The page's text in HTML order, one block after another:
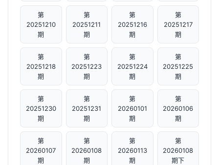
第
20251210
期
第
20251211
期
第
20251216
期
第
20251217
期
第
20251218
期
第
20251223
期
第
20251224
期
第
20251225
期
第
20251230
期
第
20251231
期
第
20260101
期
第
20260106
期
第
20260107
期
第
20260108
期
第
20260113
期
第
20260108
期下